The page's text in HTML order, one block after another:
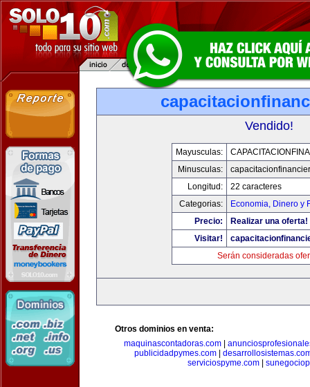
Vendido!
Mayusculas:
Minusculas:
Longitud:
22 caracteres
Categorias:
Economia, Dinero y
Precio:
Realizar una oferta!
Visitar!
Serán consideradas
Otros dominios en venta:
maquinascontadoras.com|
publicidadpymes.com
serviciospyme.com|